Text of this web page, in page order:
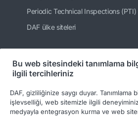
Periodic Technical Inspections (PTI)
DAF ülke siteleri
Bizi takip edin
Bu web sitesindeki tanımlama
ilgili tercihleriniz
DAF, gizliliğinize saygı duyar. Tanımlama
işlevselliği, web sitemizle ilgili
medyayla entegrasyon kurma ve web